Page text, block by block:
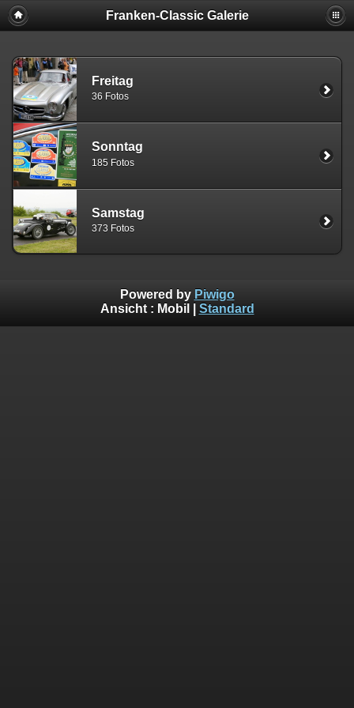
Franken-Classic Galerie
Freitag
36 Fotos
Sonntag
185 Fotos
Samstag
373 Fotos
Powered by Piwigo
Ansicht : Mobil Standard